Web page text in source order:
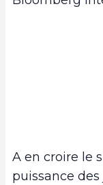
A en croire le
puissance